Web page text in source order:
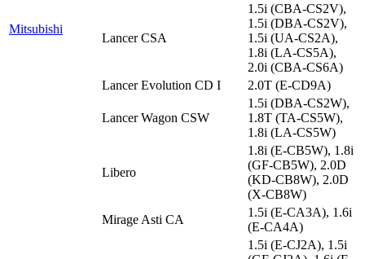
Mitsubishi
Lancer CSA
1.5i (CBA-CS2V),
1.5i (DBA-CS2V),
1.5i (UA-CS2A),
1.8i (LA-CS5A),
2.0i (CBA-CS6A)
Lancer Evolution CD I
2.0T (E-CD9A)
Lancer Wagon CSW
1.5i (DBA-CS2W),
1.8T (TA-CS5W),
1.8i (LA-CS5W)
Libero
1.8i (E-CB5W), 1.8i
(GF-CB5W), 2.0D
(KD-CB8W), 2.0D
(X-CB8W)
Mirage Asti CA
1.5i (E-CA3A), 1.6i
(E-CA4A)
1.5i (E-CJ2A), 1.5i